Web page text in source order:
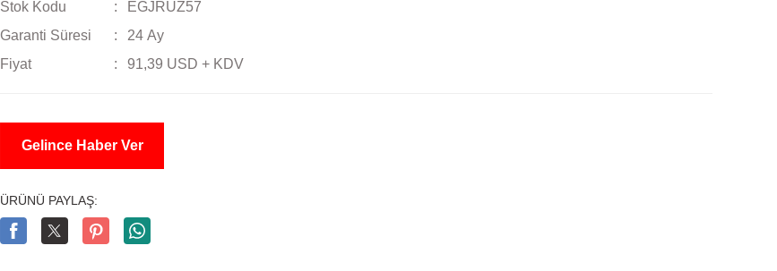
Stok Kodu
EGJRUZ57
Garanti Süresi
24 Ay
Fiyat
91,39 USD + KDV
Gelince Haber Ver
ÜRÜNÜ PAYLAŞ: